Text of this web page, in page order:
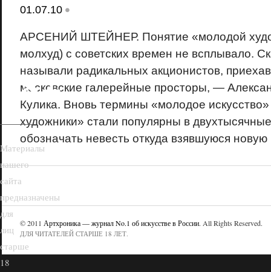
01.07.10 •
АРСЕНИЙ ШТЕЙНЕР. Понятие «молодой
молхуд) с советских времен не всплывало.
называли радикальных акционистов,
московские галерейные просторы, —
Кулика. Вновь термины «молодое
художники» стали популярны в
обозначать невесть откуда взявшуюся
© 2011 Артхроника — журнал No.1 об искусстве в России. All Rights Reserved.
ДЛЯ ЧИТАТЕЛЕЙ СТАРШЕ 18 ЛЕТ.
18+
Материалы
нашего
сайта
предназначены
для
лиц
старше
18